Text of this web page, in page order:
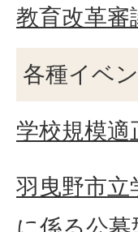
教育改革審
各種イベ
学校規模適
羽曳野市立